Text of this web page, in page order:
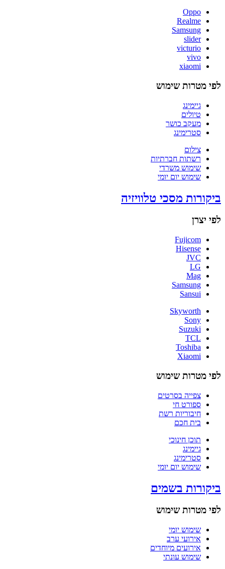
Oppo
Realme
Samsung
slider
victurio
vivo
xiaomi
לפי מטרות שימוש
גיימינג
טיולים
מעקב כושר
סטרימינג
צילום
רשתות חברתיות
שימוש משרדי
שימוש יום יומי
ביקורות מסכי טלוויזיה
לפי יצרן
Fujicom
Hisense
JVC
LG
Mag
Samsung
Sansui
Skyworth
Sony
Suzuki
TCL
Toshiba
Xiaomi
לפי מטרות שימוש
צפייה בסרטים
ספורט חי
חיבוריות רשת
בית חכם
תוכן חינוכי
גיימינג
סטרימינג
שימוש יום יומי
ביקורות בשמים
לפי מטרות שימוש
שימוש יומי
אירועי ערב
אירועים מיוחדים
שימוש עונתי